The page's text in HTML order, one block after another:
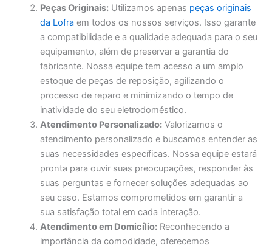
Peças Originais: Utilizamos apenas peças originais
da Lofra em todos os nossos serviços. Isso garante
a compatibilidade e a qualidade adequada para o seu
equipamento, além de preservar a garantia do
fabricante. Nossa equipe tem acesso a um amplo
estoque de peças de reposição, agilizando o
processo de reparo e minimizando o tempo de
inatividade do seu eletrodoméstico.
Atendimento Personalizado: Valorizamos o
atendimento personalizado e buscamos entender as
suas necessidades específicas. Nossa equipe estará
pronta para ouvir suas preocupações, responder às
suas perguntas e fornecer soluções adequadas ao
seu caso. Estamos comprometidos em garantir a
sua satisfação total em cada interação.
Atendimento em Domicílio: Reconhecendo a
importância da comodidade, oferecemos